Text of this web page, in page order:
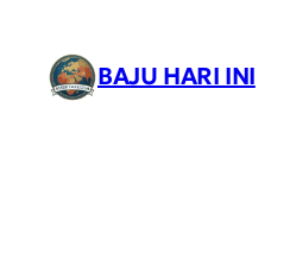
BAJU HARI INI